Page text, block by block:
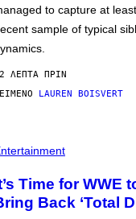
to capture at
sample of typical
ΛΕΠΤΆ ΠΡΙΝ
LAUREN BOISVERT
Time for WWE
Back ‘Total